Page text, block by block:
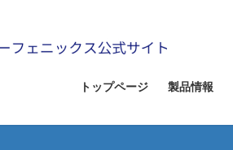
トップページ 製品情報